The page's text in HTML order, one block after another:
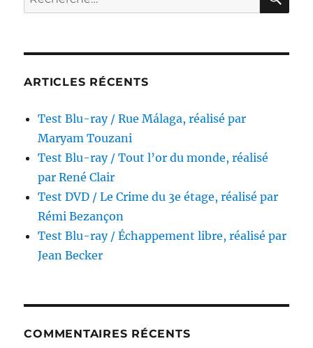
la
Roberto
pour :
ARTICLES RÉCENTS
Test Blu-ray / Rue Málaga, réalisé par
Maryam Touzani
Test Blu-ray / Tout l’or du monde, réalisé
par René Clair
Test DVD / Le Crime du 3e étage, réalisé par
Rémi Bezançon
Test Blu-ray / Échappement libre, réalisé par
Jean Becker
COMMENTAIRES RÉCENTS